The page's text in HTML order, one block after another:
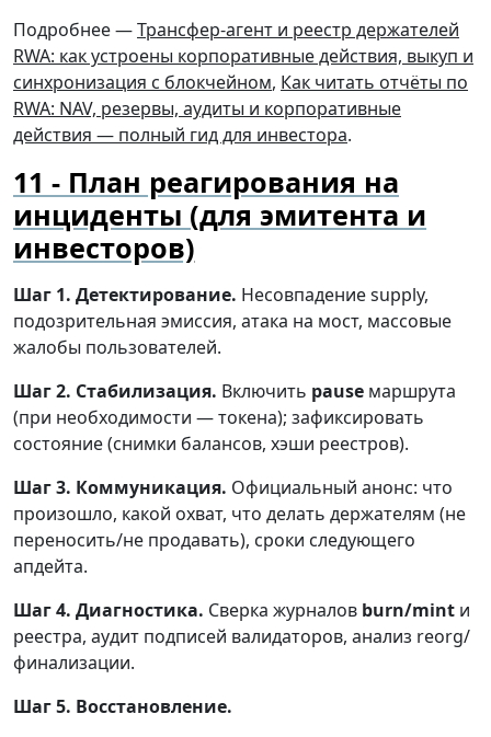
Подробнее —Трансфер-агент и реестр держателей
RWA: как устроены корпоративные действия, выкуп и
синхронизация с блокчейном, Как читать отчёты по
RWA: NAV, резервы, аудиты и корпоративные
действия — полный гид для инвестора.
План реагирования на
инциденты (для эмитента и
инвесторов)
Шаг 1. Детектирование. Несовпадение supply,
подозрительная эмиссия, атака на мост, массовые
жалобы пользователей.
Шаг 2. Стабилизация. Включить pause маршрута
(при необходимости — токена); зафиксировать
состояние (снимки балансов, хэши реестров).
Шаг 3. Коммуникация. Официальный анонс: что
произошло, какой охват, что делать держателям (не
переносить/не продавать), сроки следующего
апдейта.
Шаг 4. Диагностика. Сверка журналов burn/mint и
реестра, аудит подписей валидаторов, анализ reorg/
финализации.
Шаг 5. Восстановление.